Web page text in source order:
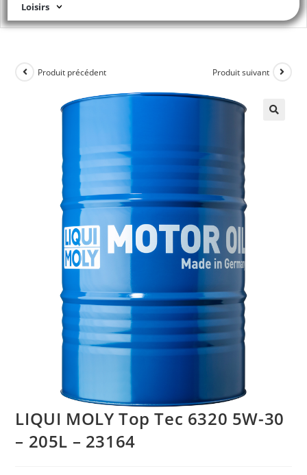
Loisirs
Produit précédent Produit suivant
LIQUI MOLY Top Tec 6320 5W-30
– 205L – 23164